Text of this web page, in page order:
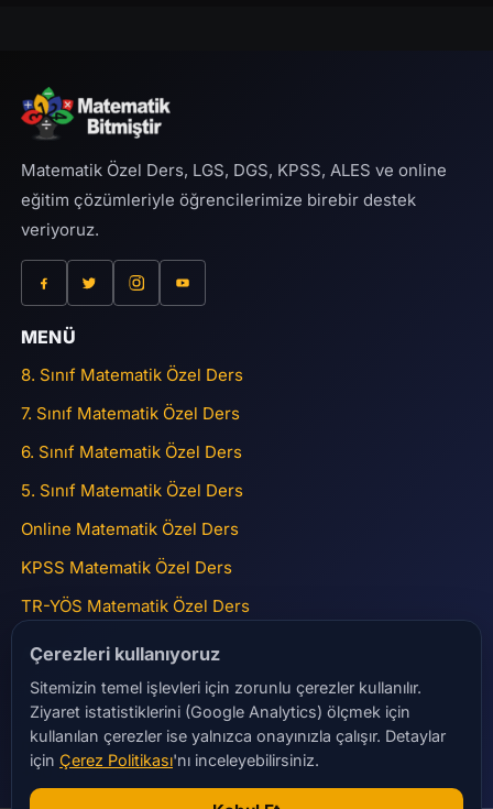
Matematik Özel Ders, LGS, DGS, KPSS, ALES ve online
eğitim çözümleriyle öğrencilerimize birebir destek
veriyoruz.
MENÜ
8. Sınıf Matematik Özel Ders
7. Sınıf Matematik Özel Ders
6. Sınıf Matematik Özel Ders
5. Sınıf Matematik Özel Ders
Online Matematik Özel Ders
KPSS Matematik Özel Ders
TR-YÖS Matematik Özel Ders
ADRES
15 Temmuz Mah Gülbahar Caddesi Nurolpark Sitesi No:45
A2 Blok Daire 41 Bağcılar
matematikbitmistir@gmail.com
+90 532 284 23 28
Çerezleri kullanıyoruz
Sitemizin temel işlevleri için zorunlu çerezler kullanılır.
Ziyaret istatistiklerini (Google Analytics) ölçmek için
kullanılan çerezler ise yalnızca onayınızla çalışır. Detaylar
için Çerez Politikası'nı inceleyebilirsiniz.